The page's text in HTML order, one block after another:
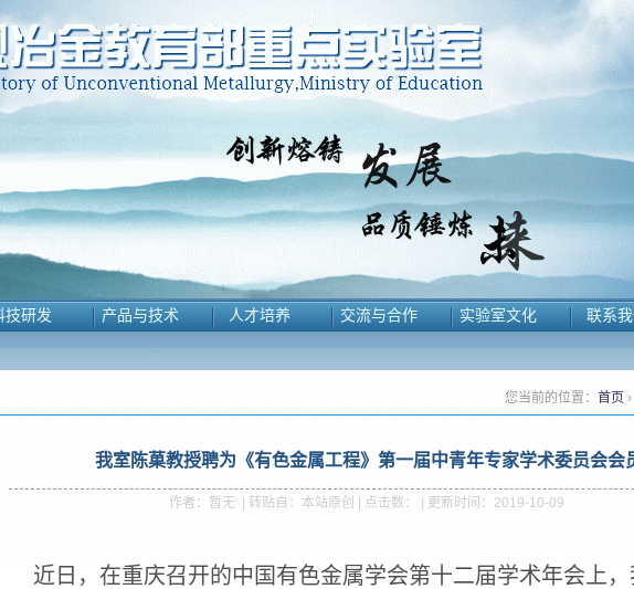
技研发 产品与技术 人才培养 交流与合作 实验室文化 联系我
您当前的位置： 首页 ›
我室陈菓教授聘为《有色金属工程》第一届中青年专家学术委员会会
作者：暂无 | 转贴自：本站原创 | 点击数： | 更新时间：2019-10-09
近日，在重庆召开的中国有色金属学会第十二届学术年会上